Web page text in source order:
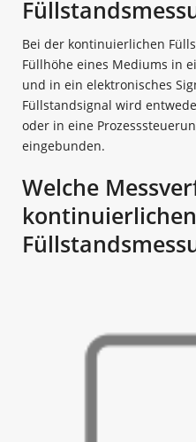
Bei der kontinuierlichen
Füllhöhe eines Mediums in
und in ein elektronisches
Füllstandsignal wird
oder in eine
eingebunden.
Welche
kontinuierlichen